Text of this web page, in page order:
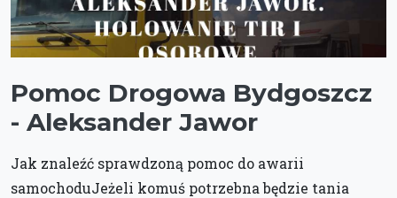
Pomoc Drogowa Bydgoszcz
- Aleksander Jawor
Jak znaleźć sprawdzoną pomoc do awarii
samochoduJeżeli komuś potrzebna będzie tania